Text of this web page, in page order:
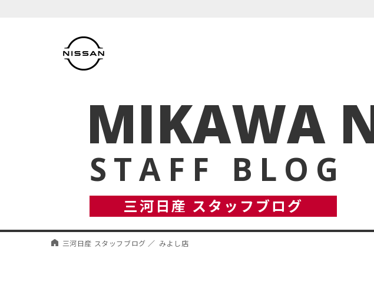
MIKAWA
STAFF BLOG
三河日産 スタッフブログ
三河日産 スタッフブログ みよし店